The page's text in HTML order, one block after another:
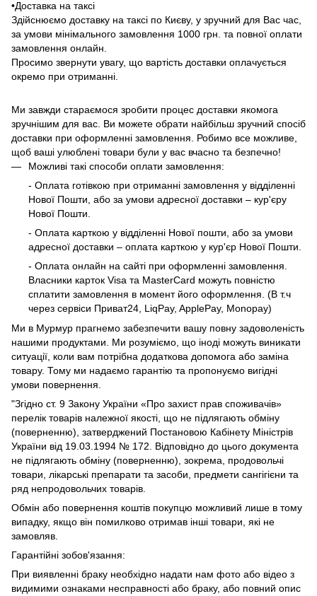
•Доставка на таксі
Здійснюємо доставку на таксі по Києву, у зручний для Вас час,
за умови мінімального замовлення 1000 грн. та повної оплати
замовлення онлайн.
Просимо звернути увагу, що вартість доставки оплачується
окремо при отриманні.
Ми завжди стараємося зробити процес доставки якомога
зручнішим для вас. Ви можете обрати найбільш зручний спосіб
доставки при оформленні замовлення. Робимо все можливе,
щоб ваші улюблені товари були у вас вчасно та безпечно!
Можливі такі способи оплати замовлення:
- Оплата готівкою при отриманні замовлення у відділенні
Нової Пошти, або за умови адресної доставки – кур'єру
Нової Пошти.
- Оплата карткою у відділенні Нової пошти, або за умови
адресної доставки – оплата карткою у кур'єр Нової Пошти.
- Оплата онлайн на сайті при оформленні замовлення.
Власники карток Visa та MasterCard можуть повністю
сплатити замовлення в момент його оформлення. (В т.ч
через сервіси Приват24, LiqPay, ApplePay, Monopay)
Ми в Мурмур прагнемо забезпечити вашу повну задоволеність
нашими продуктами. Ми розуміємо, що іноді можуть виникати
ситуації, коли вам потрібна додаткова допомога або заміна
товару. Тому ми надаємо гарантію та пропонуємо вигідні
умови повернення.
"Згідно ст. 9 Закону України «Про захист прав споживачів»
перелік товарів належної якості, що не підлягають обміну
(поверненню), затверджений Постановою Кабінету Міністрів
України від 19.03.1994 № 172. Відповідно до цього документа
не підлягають обміну (поверненню), зокрема, продовольчі
товари, лікарські препарати та засоби, предмети сангігієни та
ряд непродовольчих товарів.
Обмін або повернення коштів покупцю можливий лише в тому
випадку, якщо він помилково отримав інші товари, які не
замовляв.
Гарантійні зобов'язання:
При виявленні браку необхідно надати нам фото або відео з
видимими ознаками несправності або браку, або повний опис